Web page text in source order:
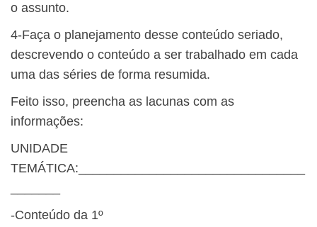
o assunto.
4-Faça o planejamento desse conteúdo seriado,
descrevendo o conteúdo a ser trabalhado em cada
uma das séries de forma resumida.
Feito isso, preencha as lacunas com as
informações:
UNIDADE
TEMÁTICA:________________________________
-Conteúdo da 1º